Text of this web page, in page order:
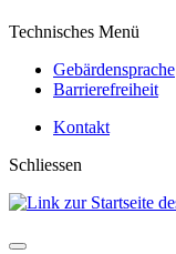
Technisches Menü
Gebärdensprache
Barrierefreiheit
Kontakt
Schliessen